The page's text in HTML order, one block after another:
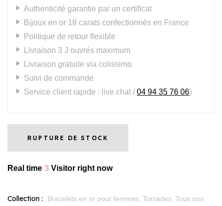
Authenticité garantie par un certificat
Bijoux en or 18 carats confectionnés en France
Politique de retour flexible
Livraison 3 J ouvrés maximum
Livraison gratuite via colissimo
Suivi de commande
Service client rapide : live chat /04 94 35 76 06)
RUPTURE DE STOCK
Real time 3 Visitor right now
Collection : Bracelets en or pour femmes, Torsades, Tous nos